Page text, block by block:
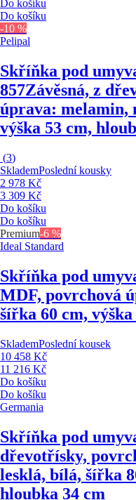
Do košíku
Do košíku
-10 %
Pelipal
Skříňka pod
857Závěsná, z
úprava: melamin,
výška 53 cm,
(3)
SklademPoslední kousky
2 978 Kč
3 309 Kč
Do košíku
Do košíku
Premium-6 %
Ideal Standard
Skříňka pod
MDF, povrchová
šířka 60 cm,
SklademPoslední kousek
10 458 Kč
11 216 Kč
Do košíku
Do košíku
Germania
Skříňka pod
dřevotřísky,
lesklá, bílá, šířka
hloubka 34 cm